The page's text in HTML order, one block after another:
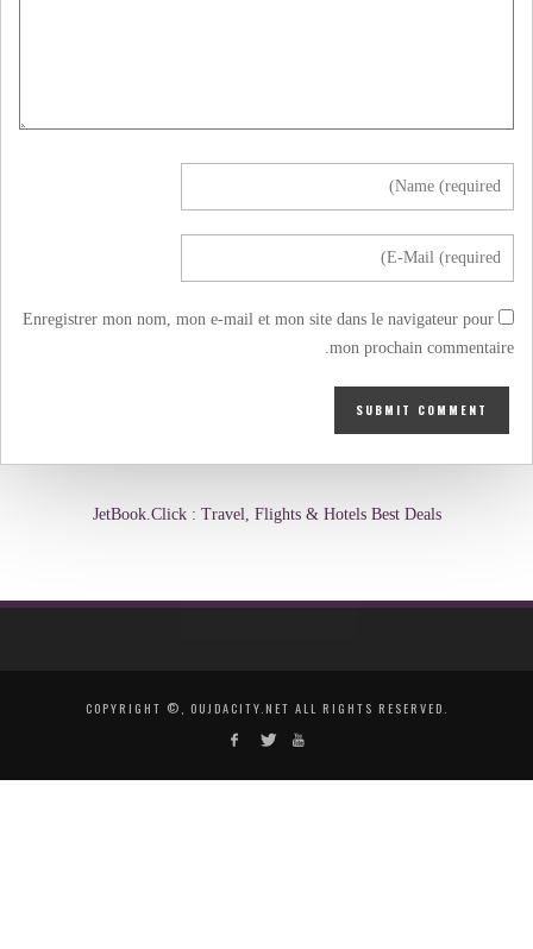
Enregistrer mon nom, mon e-mail et mon site dans le navigateur pour
mon prochain commentaire.
JetBook.Click : Travel, Flights & Hotels Best Deals
COPYRIGHT ©, OUJDACITY.NET ALL RIGHTS RESERVED.